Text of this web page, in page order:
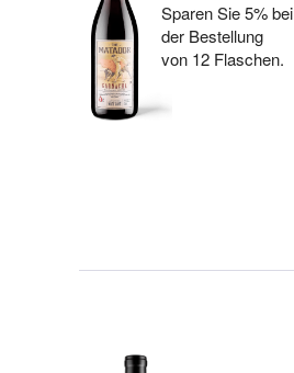
Sparen Sie 5% bei
der Bestellung
von 12 Flaschen.